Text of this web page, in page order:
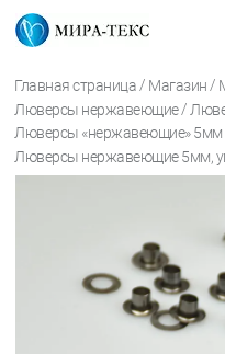
Главная страница / Магазин /
Люверсы нержавеющие /
Люверсы «нержавеющие» 5мм
Люверсы нержавеющие 5мм,